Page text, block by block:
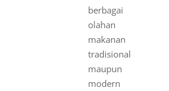
berbagai
olahan
makanan
tradisional
maupun
modern